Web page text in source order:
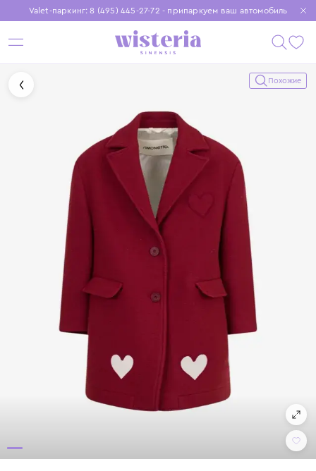
Valet-паркинг: 8 (495) 445-27-72 - припаркуем ваш автомобиль
Бесплатная доставка при заказе от 15 000 ₽
Установите приложение, чтобы покупки были еще удобнее
Похожие